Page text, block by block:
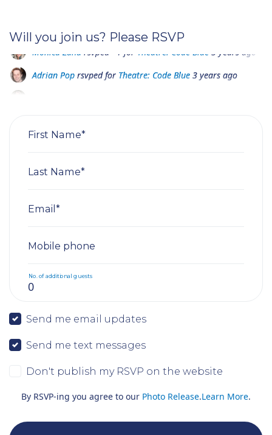
Will you join us? Please RSVP
First Name*
Last Name*
Email*
Mobile phone
No. of additional guests
Send me email updates
Send me text messages
Don't publish my RSVP on the website
By RSVP-ing you agree to our Photo Release.Learn More.